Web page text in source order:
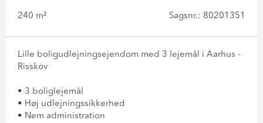
240 m² Sagsnr.: 80201351
Lille boligudlejningsejendom med 3 lejemål i Aarhus -
Risskov
• 3 boliglejemål
• Høj udlejningssikkerhed
• Nem administration